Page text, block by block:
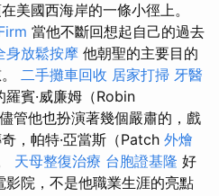
美國西海岸的一條小徑上。
當他不斷回想起自己的過去
身放鬆按摩 他朝聖的主要目的
二手攤車回收 居家打掃 牙醫
賓·威廉姆（Robin
管他也扮演著幾個嚴肅的，戲
，帕特·亞當斯（Patch 外燴
天母整復治療 台胞證基隆 好
院，不是他職業生涯的亮點